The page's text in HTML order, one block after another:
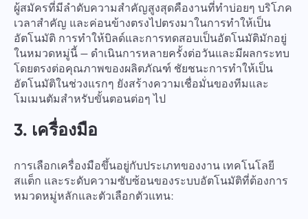
ผู้สมัครที่มีลำดับความสำคัญสูงสุดคืองานที่ทำบ่อยๆ บริโภค
เวลาสำคัญ และค่อนข้างตรงไปตรงมาในการทำให้เป็น
อัตโนมัติ การทำให้บิลด์และการทดสอบเป็นอัตโนมัติมักอยู่
ในหมวดหมู่นี้ — ดำเนินการหลายครั้งต่อวันและมีผลกระทบ
โดยตรงต่อคุณภาพของผลิตภัณฑ์ ชัยชนะการทำให้เป็น
อัตโนมัติในช่วงแรกๆ ยังสร้างความเชื่อมั่นของทีมและ
โมเมนตัมสำหรับขั้นตอนต่อๆ ไป
3. เครื่องมือ
การเลือกเครื่องมือขึ้นอยู่กับประเภทของงาน เทคโนโลยี
สแต็ก และระดับความซับซ้อนของระบบอัตโนมัติที่ต้องการ
หมวดหมู่หลักและตัวเลือกตัวแทน: